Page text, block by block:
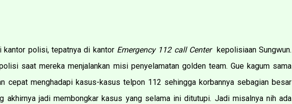
polisi, tepatnya di kantor Emergency 112 call Centerkepolisiaan Sungwun.
saat mereka menjalankan misi penyelamatan golden team. Gue kagum sama
cepat menghadapi kasus-kasus telpon 112 sehingga korbannya sebagian besar
akhirnya jadi membongkar kasus yang selama ini ditutupi. Jadi misalnya nih ada